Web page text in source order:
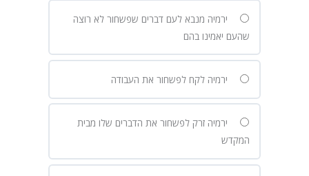
ירמיה מנבא לעם דברים שפשחור לא רוצה
שהעם יאמינו בהם
ירמיה לקח לפשחור את העבודה
ירמיה זרק לפשחור את הדברים שלו מבית
המקדש